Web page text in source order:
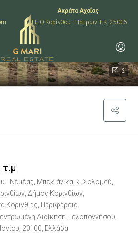
Ακράτα Αχαΐας
Π.Ε.Ο Κορίνθου - Πατρών T.K. 25006
2
τ.μ
- Νεμέας, Μπεκιάνικα, κ. Σολομού,
Δήμος Κορινθίων,
Κορινθίας, Περιφέρεια
Διοίκηση Πελοποννήσου,
20100, Ελλάδα